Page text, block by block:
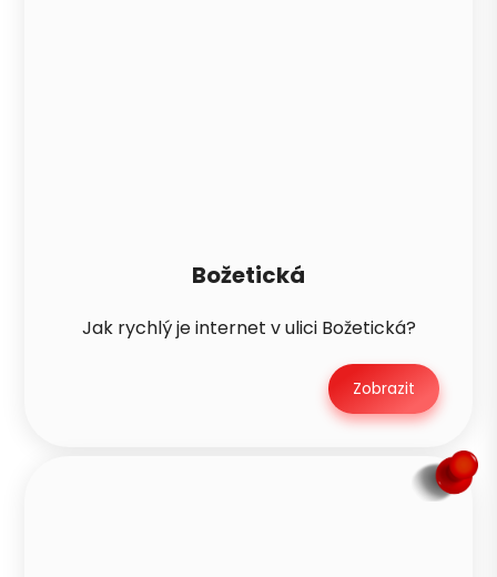
Božetická
Jak rychlý je internet v ulici Božetická?
Zobrazit